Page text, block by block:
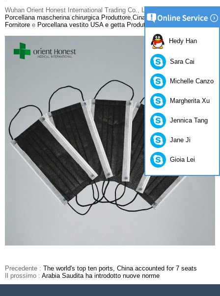
Wuhan Orient Honest International Trading Co., Ltd è uno dei migliori
Porcellana mascherina chirurgica Produttore,Cina maschera medica
Fornitore e Porcellana vestito USA e getta Produttore
Precedente : The world's top ten ports, China accounted for 7 seats
Il prossimo : Arabia Saudita ha introdotto nuove norme
Hedy Han
Sara Cai
Michelle Canzone
Margherita Xu
Jennica Tang
Jane Ji
Gioia Lei